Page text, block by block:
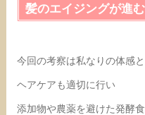
髪のエイジングが進
今回の考察は私なりの体感と
ヘアケアも適切に行い
添加物や農薬を避けた発酵